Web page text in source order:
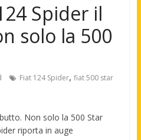
Spider il
solo la 500
Fiat 124 Spider, fiat 500 star
Non solo la 500 Star
riporta in auge